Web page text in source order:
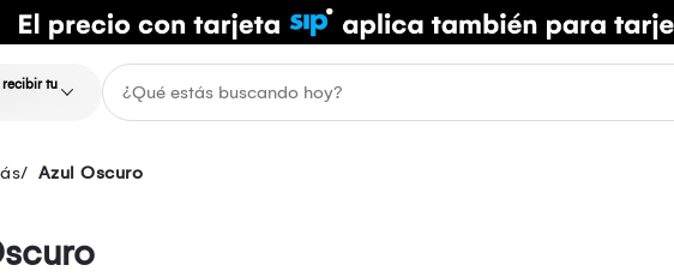
tu
Azul Oscuro